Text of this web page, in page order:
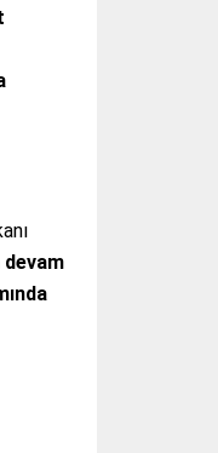
devam